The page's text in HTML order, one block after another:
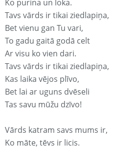
Ko purina un loka.
Tavs vārds ir tikai ziedlapiņa,
Bet vienu gan Tu vari,
To gadu gaitā godā celt
Ar visu ko vien dari.
Tavs vārds ir tikai ziedlapiņa,
Kas laika vējos plīvo,
Bet lai ar uguns dvēseli
Tas savu mūžu dzīvo!
Vārds katram savs mums ir,
Ko māte, tēvs ir licis.